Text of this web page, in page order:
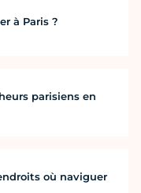
à Paris ?
parisiens en
où naviguer